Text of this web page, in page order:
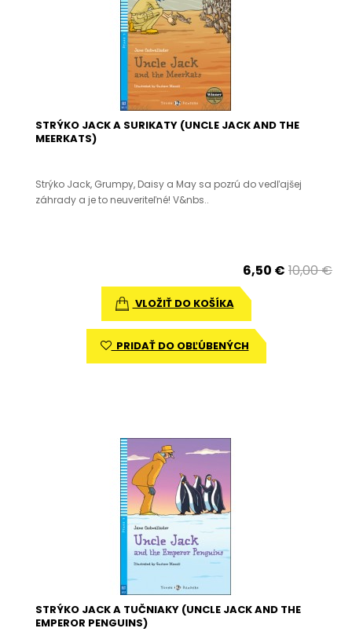
STRÝKO JACK A SURIKATY (UNCLE JACK AND THE
MEERKATS)
Strýko Jack, Grumpy, Daisy a May sa pozrú do vedľajšej
záhrady a je to neuveriteľné! V&nbs..
6,50 € 10,00 €
VLOŽIŤ DO KOŠÍKA
PRIDAŤ DO OBĽÚBENÝCH
STRÝKO JACK A TUČNIAKY (UNCLE JACK AND THE
EMPEROR PENGUINS)